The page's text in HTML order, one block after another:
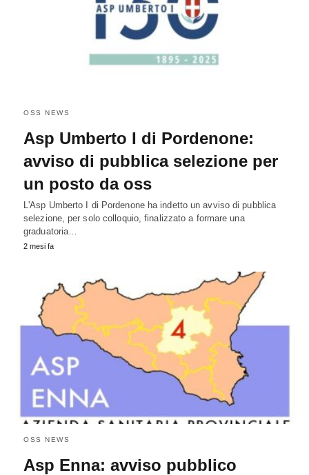
OSS NEWS
Asp Umberto I di Pordenone:
avviso di pubblica selezione per
un posto da oss
L'Asp Umberto I di Pordenone ha indetto un avviso di pubblica
selezione, per solo colloquio, finalizzato a formare una
graduatoria…
2 mesi fa
OSS NEWS
Asp Enna: avviso pubblico